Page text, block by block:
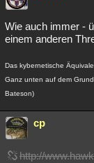
Wie auch immer -
einem anderen
Das kybernetische
Ganz unten auf dem
Bateson)
cp
http://